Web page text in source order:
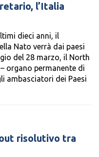
l’Italia
dieci anni, il
Nato verrà dai paesi
del 28 marzo, il North
organo permanente di
ambasciatori dei Paesi
risolutivo tra